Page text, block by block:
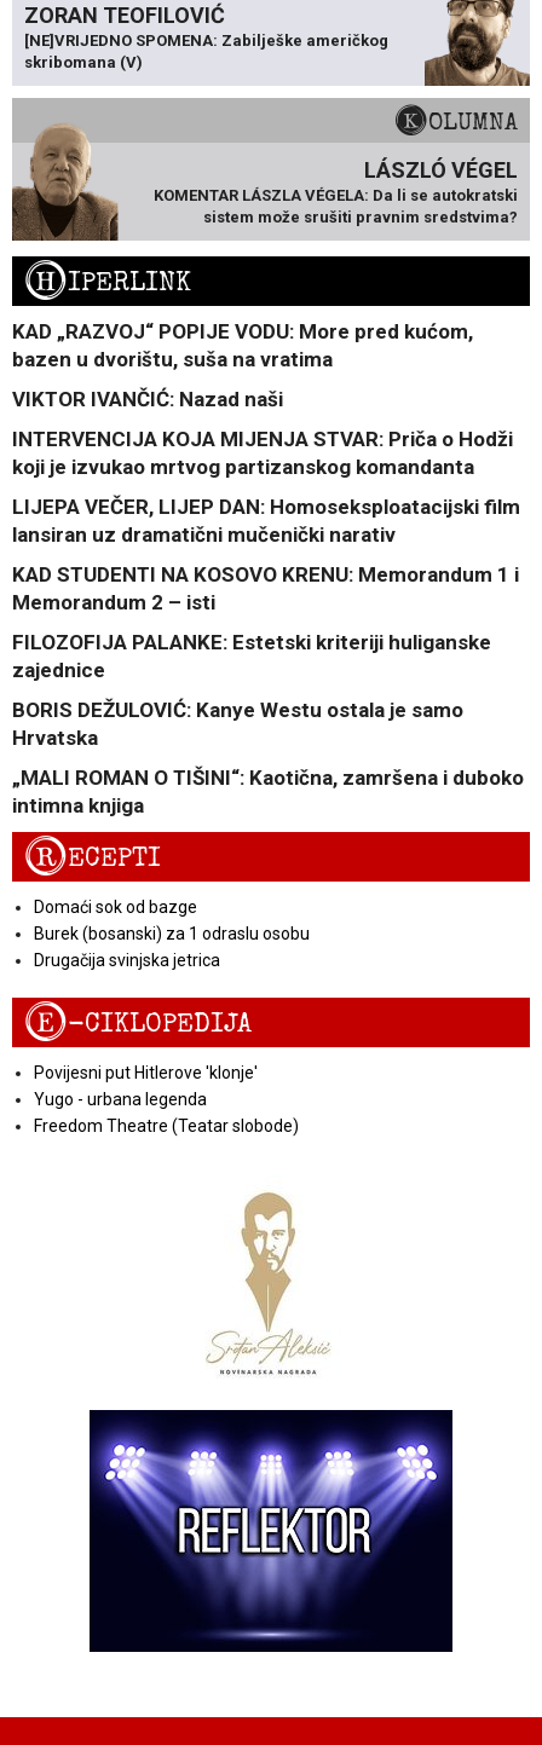
ZORAN TEOFILOVIĆ
[NE]VRIJEDNO SPOMENA: Zabilješke američkog
skribomana (V)
KOLUMNA
LÁSZLÓ VÉGEL
KOMENTAR LÁSZLA VÉGELA: Da li se autokratski
sistem može srušiti pravnim sredstvima?
HIPERLINK
KAD „RAZVOJ“ POPIJE VODU: More pred kućom,
bazen u dvorištu, suša na vratima
VIKTOR IVANČIĆ: Nazad naši
INTERVENCIJA KOJA MIJENJA STVAR: Priča o Hodži
koji je izvukao mrtvog partizanskog komandanta
LIJEPA VEČER, LIJEP DAN: Homoseksploatacijski film
lansiran uz dramatični mučenički narativ
KAD STUDENTI NA KOSOVO KRENU: Memorandum 1 i
Memorandum 2 – isti
FILOZOFIJA PALANKE: Estetski kriteriji huliganske
zajednice
BORIS DEŽULOVIĆ: Kanye Westu ostala je samo
Hrvatska
„MALI ROMAN O TIŠINI“: Kaotična, zamršena i duboko
intimna knjiga
RECEPTI
Domaći sok od bazge
Burek (bosanski) za 1 odraslu osobu
Drugačija svinjska jetrica
E-CIKLOPEDIJA
Povijesni put Hitlerove 'klonje'
Yugo - urbana legenda
Freedom Theatre (Teatar slobode)